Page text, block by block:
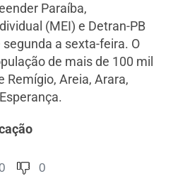
Paraíba,
(MEI) e Detran-PB
a sexta-feira. O
de mais de 100 mil
Remígio, Areia, Arara,
0